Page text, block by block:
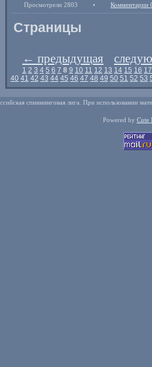
Просмотрели 2803 • Комментарии
Страницы
← предыдущая
1 2 3 4 5 6 7 8 9 10 11 12 13 14 15 16 17
40 41 42 43 44 45 46 47 48 49 50 51 52 53
спиннинговая лига. При использовании
Powered by Cute